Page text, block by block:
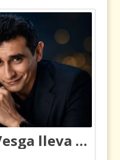
Carlos Manuel Vesga lleva el nombre de Colombia a los Emmy